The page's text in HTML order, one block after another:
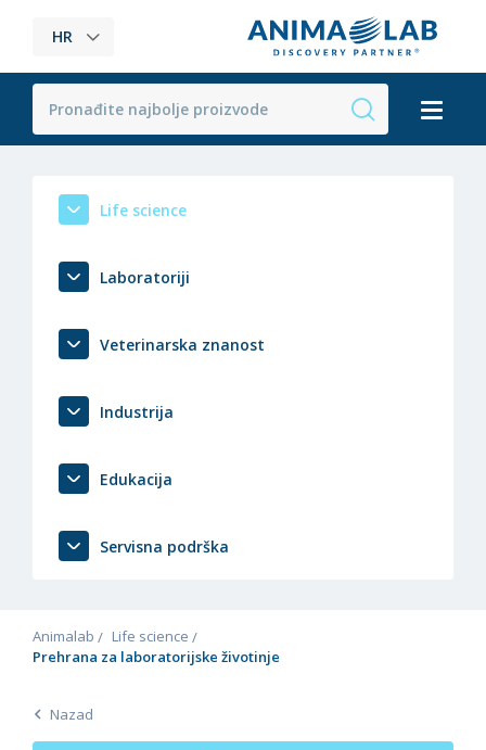
HR
Life science
Laboratoriji
Veterinarska znanost
Industrija
Edukacija
Servisna podrška
Animalab
Life science
Prehrana za laboratorijske životinje
Nazad